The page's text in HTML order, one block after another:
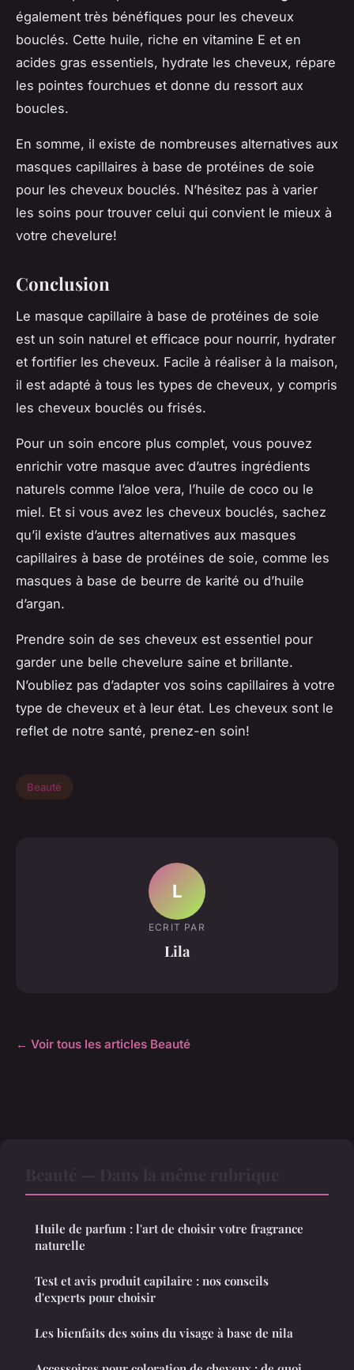
également très bénéfiques pour les cheveux
bouclés. Cette huile, riche en vitamine E et en
acides gras essentiels, hydrate les cheveux, répare
les pointes fourchues et donne du ressort aux
boucles.
En somme, il existe de nombreuses alternatives aux
masques capillaires à base de protéines de soie
pour les cheveux bouclés. N’hésitez pas à varier
les soins pour trouver celui qui convient le mieux à
votre chevelure!
Conclusion
Le masque capillaire à base de protéines de soie
est un soin naturel et efficace pour nourrir, hydrater
et fortifier les cheveux. Facile à réaliser à la maison,
il est adapté à tous les types de cheveux, y compris
les cheveux bouclés ou frisés.
Pour un soin encore plus complet, vous pouvez
enrichir votre masque avec d’autres ingrédients
naturels comme l’aloe vera, l’huile de coco ou le
miel. Et si vous avez les cheveux bouclés, sachez
qu’il existe d’autres alternatives aux masques
capillaires à base de protéines de soie, comme les
masques à base de beurre de karité ou d’huile
d’argan.
Prendre soin de ses cheveux est essentiel pour
garder une belle chevelure saine et brillante.
N’oubliez pas d’adapter vos soins capillaires à votre
type de cheveux et à leur état. Les cheveux sont le
reflet de notre santé, prenez-en soin!
Beauté
L
ECRIT PAR
Lila
← Voir tous les articles Beauté
Huile de parfum : l'art de choisir votre fragrance
naturelle
Test et avis produit capilaire : nos conseils
d'experts pour choisir
Les bienfaits des soins du visage à base de nila